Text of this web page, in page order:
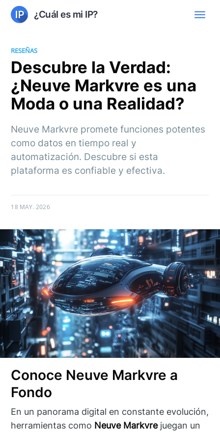
¿Cuál es mi IP?
RESEÑAS
Descubre la Verdad:
¿Neuve Markvre es una
Moda o una Realidad?
Neuve Markvre promete funciones potentes
como datos en tiempo real y
automatización. Descubre si esta
plataforma es confiable y efectiva.
18 MAY. 2026
Conoce Neuve Markvre a
Fondo
En un panorama digital en constante evolución,
herramientas como Neuve Markvrejuegan un